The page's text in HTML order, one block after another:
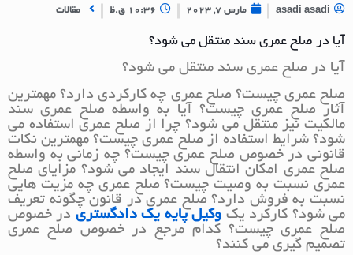
asadi asadi مارس 7, 2023 10:36 ق.ظ مقالات
آیا در صلح عمری سند منتقل می شود؟
آیا در صلح عمری سند منتقل می شود؟
صلح عمری چیست؟ صلح عمری چه کارکردی دارد؟ مهمترین
آثار صلح عمری چیست؟ آیا به واسطه صلح عمری سند
مالکیت نیز منتقل می شود؟ چرا از صلح عمری استفاده می
شود؟ شرایط استفاده از صلح عمری چیست؟ مهمترین نکات
قانونی در خصوص صلح عمری چیست؟ چه زمانی به واسطه
صلح عمری امکان انتقال سند ایجاد می شود؟ مزایای صلح
عمری نسبت به وصیت چیست؟ صلح عمری چه مزیت هایی
نسبت به فروش دارد؟ صلح عمری در قانون چگونه تعریف
می شود؟ کارکرد یک وکیل پایه یک دادگستری در خصوص
صلح عمری چیست؟ کدام مرجع در خصوص صلح عمری
تصمیم گیری می کنند؟